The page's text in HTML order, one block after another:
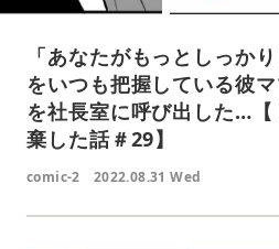
「あなたがもっとしっか
をいつも把握している彼
を社長室に呼び出した…
棄した話＃29】
comic-2 2022.08.31 Wed